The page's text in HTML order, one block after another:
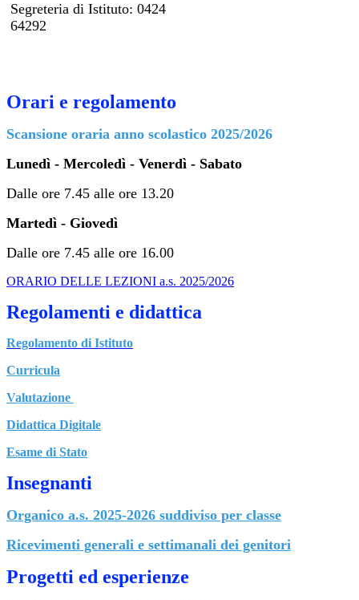
Segreteria di Istituto: 0424
64292
Orari e regolamento
Scansione oraria anno scolastico 2025/2026
Lunedì - Mercoledì - Venerdì - Sabato
Dalle ore 7.45 alle ore 13.20
Martedì - Giovedì
Dalle ore 7.45 alle ore 16.00
ORARIO DELLE LEZIONI a.s. 2025/2026
Regolamenti e didattica
Regolamento di Istituto
Curricula
Valutazione
Didattica Digitale
Esame di Stato
Insegnanti
Organico a.s. 2025-2026 suddiviso per classe
Ricevimenti generali e settimanali dei genitori
Progetti ed esperienze